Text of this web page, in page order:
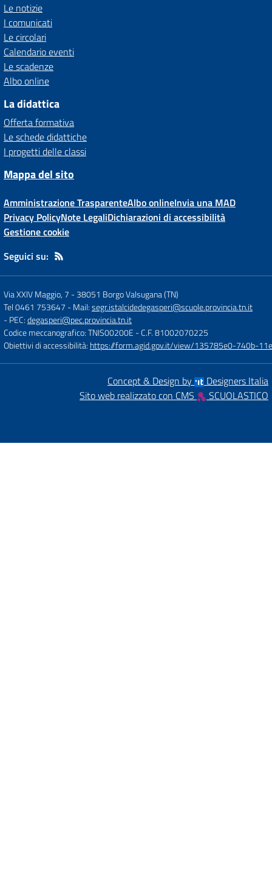
Le notizie
I comunicati
Le circolari
Calendario eventi
Le scadenze
Albo online
La didattica
Offerta formativa
Le schede didattiche
I progetti delle classi
Mappa del sito
Amministrazione TrasparenteAlbo onlineInvia una MAD
Privacy PolicyNote LegaliDichiarazioni di accessibilità
Gestione cookie
Seguici su:
Via XXIV Maggio, 7 -38051 Borgo Valsugana (TN)
Tel 0461 753647 - Mail:segr.istalcidedegasperi@scuole.provincia.tn.it
- PEC:degasperi@pec.provincia.tn.it
Codice meccanografico: TNIS00200E - C.F. 81002070225
Obiettivi di accessibilità: https://form.agid.gov.it/view/135785e0-740b-
Concept & Design by
Designers Italia
Sito web realizzato con CMS
SCUOLASTICO